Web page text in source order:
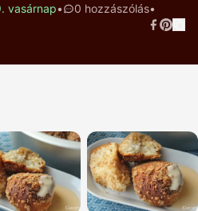
vasárnap• 0 hozzászólás•